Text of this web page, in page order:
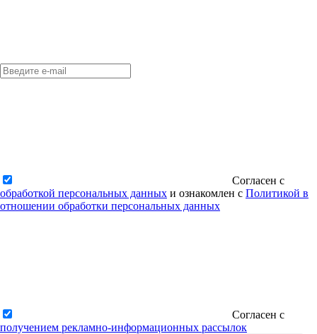
Согласен с
обработкой персональных данных и ознакомлен с Политикой в
отношении обработки персональных данных
Согласен с
получением рекламно-информационных рассылок